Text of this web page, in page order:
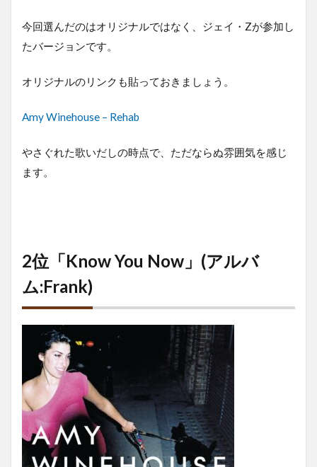
今回選んだのはオリジナルではなく、ジェイ・Zが参加し
たバージョンです。
オリジナルのリンクも貼っておきましょう。
Amy Winehouse – Rehab
やさぐれた歌いだしの時点で、ただならぬ雰囲気を感じ
ます。
2位「Know You Now」(アルバ
ム:Frank)